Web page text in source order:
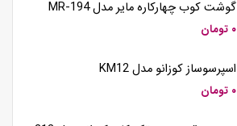
گوشت کوب چهارکاره مایر مدل MR-194
۰ تومان
اسپرسوساز کوزانو مدل KM12
۰ تومان